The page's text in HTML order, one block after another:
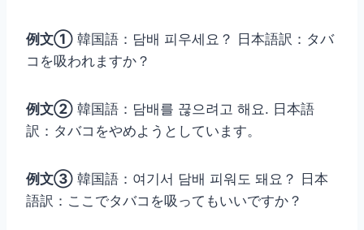
例文① 韓国語：담배 피우세요？ 日本語訳：タバ
コを吸われますか？
例文② 韓国語：담배를 끊으려고 해요. 日本語
訳：タバコをやめようとしています。
例文③ 韓国語：여기서 담배 피워도 돼요？ 日本
語訳：ここでタバコを吸ってもいいですか？